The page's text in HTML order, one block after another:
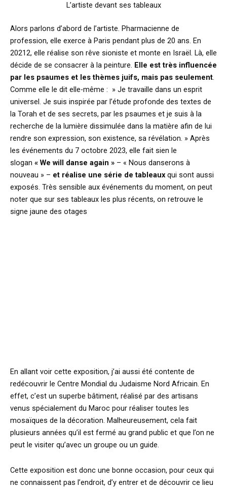
L’artiste devant ses tableaux
Alors parlons d’abord de l’artiste. Pharmacienne de
profession, elle exerce à Paris pendant plus de 20 ans. En
20212, elle réalise son rêve sioniste et monte en Israël. Là, elle
décide de se consacrer à la peinture. Elle est très influencée
par les psaumes et les thèmes juifs, mais pas seulement.
Comme elle le dit elle-même : » Je travaille dans un esprit
universel. Je suis inspirée par l’étude profonde des textes de
la Torah et de ses secrets, par les psaumes et je suis à la
recherche de la lumière dissimulée dans la matière afin de lui
rendre son expression, son existence, sa révélation. » Après
les événements du 7 octobre 2023, elle fait sien le
slogan « We will danse again » – « Nous danserons à
nouveau » – et réalise une série de tableaux qui sont aussi
exposés. Très sensible aux événements du moment, on peut
noter que sur ses tableaux les plus récents, on retrouve le
signe jaune des otages
En allant voir cette exposition, j’ai aussi été contente de
redécouvrir le Centre Mondial du Judaisme Nord Africain. En
effet, c’est un superbe bâtiment, réalisé par des artisans
venus spécialement du Maroc pour réaliser toutes les
mosaïques de la décoration. Malheureusement, cela fait
plusieurs années qu’il est fermé au grand public et que l’on ne
peut le visiter qu’avec un groupe ou un guide.
Cette exposition est donc une bonne occasion, pour ceux qui
ne connaissent pas l’endroit, d’y entrer et de découvrir ce lieu